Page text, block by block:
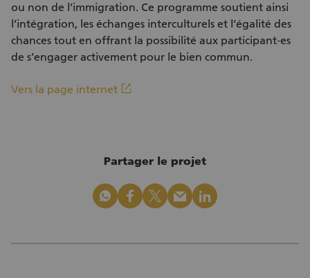
ou non de l’immigration. Ce programme soutient ainsi
l’intégration, les échanges interculturels et l’égalité des
chances tout en offrant la possibilité aux participant-es
de s’engager activement pour le bien commun.
Vers la page internet linkout
Partager le projet
whatsapp facebook x_logo mail linkedin